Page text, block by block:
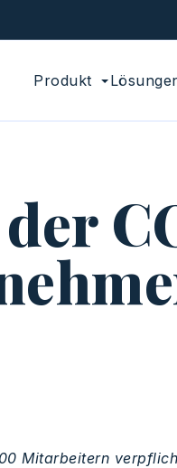
Produkt
der
Mitarbeitern